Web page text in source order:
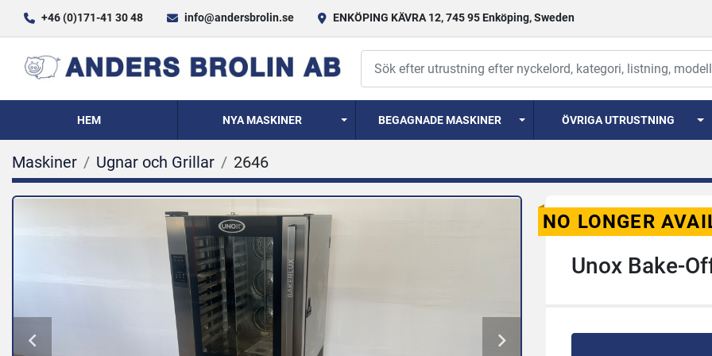
+46 (0)171-41 30 48 info@andersbrolin.se ENKÖPING KÄVRA 12, 745 95 Enköping, Sweden
HEM NYA MASKINER BEGAGNADE MASKINER ÖVRIGA UTRUSTNING
Maskiner Ugnar och Grillar 2646
NO LONGER
Unox Bake-